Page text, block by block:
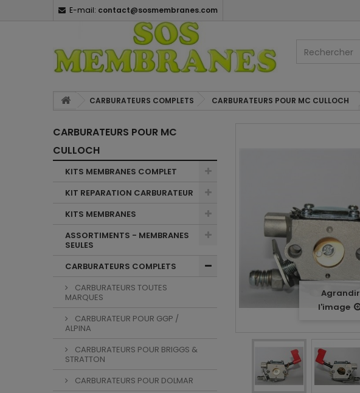
E-mail: contact@sosmembranes.com
CARBURATEURS COMPLETS CARBURATEURS POUR MC CULLOCH
CARBURATEURS POUR MC
CULLOCH
KITS MEMBRANES COMPLET
KIT REPARATION CARBURATEUR
KITS MEMBRANES
ASSORTIMENTS - MEMBRANES
SEULES
CARBURATEURS COMPLETS
CARBURATEURS TOUTES
MARQUES
CARBURATEUR POUR GGP /
ALPINA
CARBURATEURS POUR BRIGGS &
STRATTON
CARBURATEURS POUR DOLMAR
Agrandir
l'image